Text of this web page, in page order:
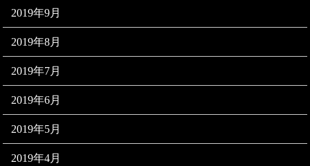
2019年9月
2019年8月
2019年7月
2019年6月
2019年5月
2019年4月